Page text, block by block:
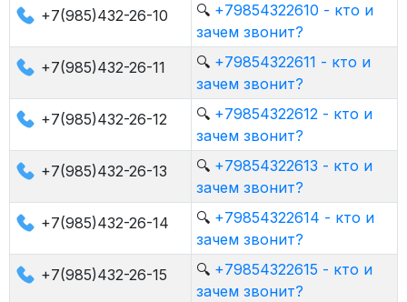
+7(985)432-26-10
🔍 +79854322610 - кто и
зачем звонит?
+7(985)432-26-11
🔍 +79854322611 - кто и
зачем звонит?
+7(985)432-26-12
🔍 +79854322612 - кто и
зачем звонит?
+7(985)432-26-13
🔍 +79854322613 - кто и
зачем звонит?
+7(985)432-26-14
🔍 +79854322614 - кто и
зачем звонит?
+7(985)432-26-15
🔍 +79854322615 - кто и
зачем звонит?